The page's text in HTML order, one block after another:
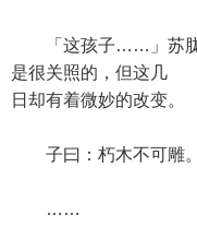
「这孩子……」苏胧
是很关照的，但这几
日却有着微妙的改变。
子曰：朽木不可雕。
……